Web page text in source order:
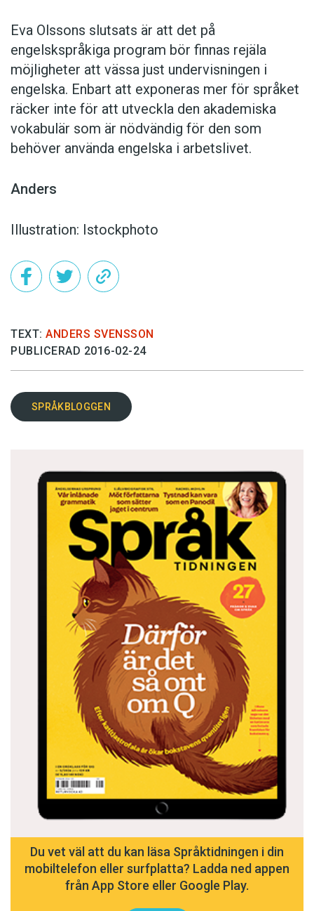
Eva Olssons slutsats är att det på
engelskspråkiga program bör finnas rejäla
möjligheter att vässa just undervisningen i
engelska. Enbart att exponeras mer för språket
räcker inte för att utveckla den akademiska
vokabulär som är nödvändig för den som
behöver använda engelska i arbetslivet.
Anders
Illustration: Istockphoto
TEXT: ANDERS SVENSSON
PUBLICERAD 2016-02-24
SPRÅKBLOGGEN
Du vet väl att du kan läsa Språktidningen i din
mobiltelefon eller surfplatta? Ladda ned appen
från App Store eller Google Play.